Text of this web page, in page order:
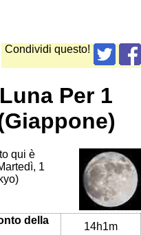
Condividi questo!
Per 1
qui è
1
della
14h1m